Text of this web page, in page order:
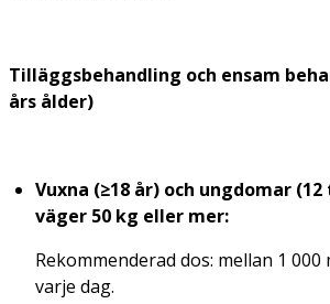
Tilläggsbehandling och ensam
års ålder)
Vuxna (≥18 år) och ungdomar
väger 50 kg eller mer:
Rekommenderad dos: mellan 1 000
varje dag.